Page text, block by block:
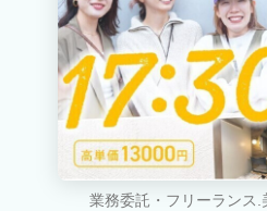
中央区
職種・技能ランク
美容師スタイリスト
カラーリスト
正社員.美容師